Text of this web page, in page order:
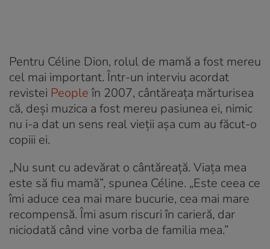
Pentru Céline Dion, rolul de mamă a fost mereu
cel mai important. Într-un interviu acordat
revistei Peopleîn 2007, cântăreața mărturisea
că, deși muzica a fost mereu pasiunea ei, nimic
nu i-a dat un sens real vieții așa cum au făcut-o
copiii ei.
„Nu sunt cu adevărat o cântăreață. Viața mea
este să fiu mamă”, spunea Céline. „Este ceea ce
îmi aduce cea mai mare bucurie, cea mai mare
recompensă. Îmi asum riscuri în carieră, dar
niciodată când vine vorba de familia mea.”